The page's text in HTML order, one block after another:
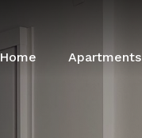
Home Apartments